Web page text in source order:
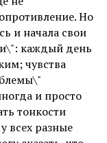
Но
и начала свои
каждый день
чувства
и просто
тонкости
всех разные